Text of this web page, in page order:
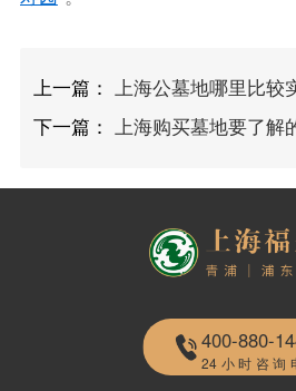
上一篇： 上海公墓地哪里比较
下一篇： 上海购买墓地要了解
400-880-
24小时咨询